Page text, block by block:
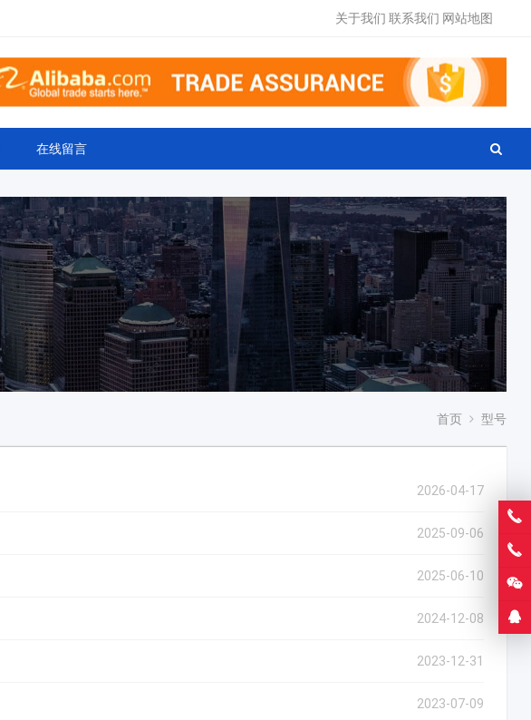
关于我们 联系我们 网站地图
在线留言
首页 型号
2026-04-17
2025-09-06
2025-06-10
2024-12-08
2023-12-31
2023-07-09